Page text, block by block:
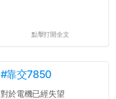
點擊打開全文
#靠交7850
對於電機已經失望